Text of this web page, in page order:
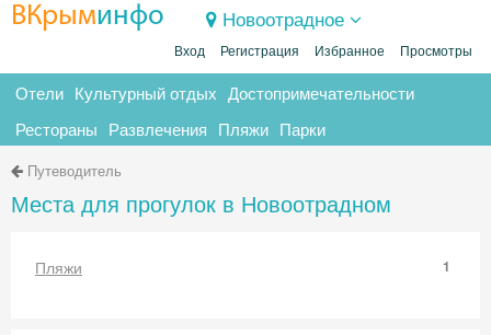
ВКрыминфо Новоотрадное
Вход Регистрация Избранное Просмотры
Отели Культурный отдых Достопримечательности
Рестораны Развлечения Пляжи Парки
Путеводитель
Места для прогулок в Новоотрадном
Пляжи 1